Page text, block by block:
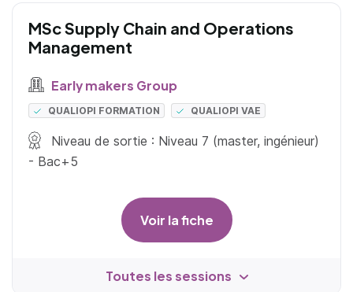
MSc Supply Chain and Operations
Management
Early makers Group
QUALIOPI FORMATION QUALIOPI VAE
Niveau de sortie : Niveau 7 (master, ingénieur)
- Bac+5
Voir la fiche
Toutes les sessions